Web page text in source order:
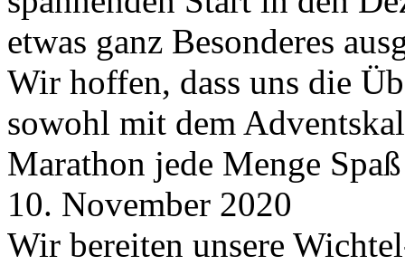
etwas ganz Besonderes
Wir hoffen, dass uns die
sowohl mit dem
Marathon jede Menge
10. November 2020
Wir bereiten unsere